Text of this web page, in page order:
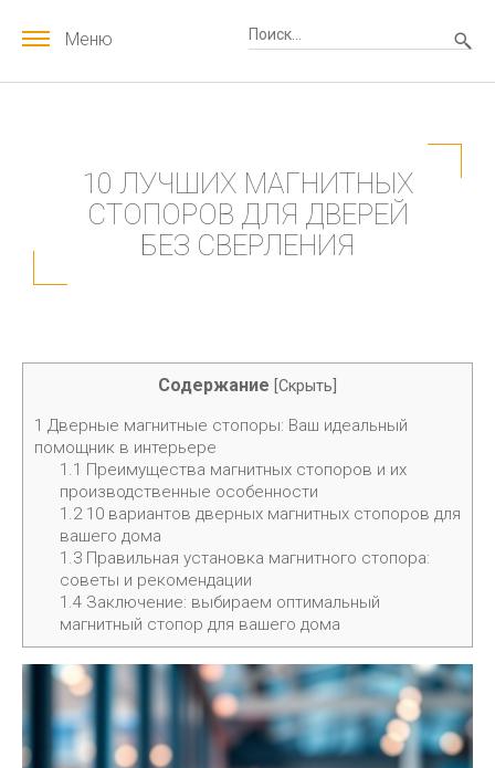
Меню
10 ЛУЧШИХ МАГНИТНЫХ
СТОПОРОВ ДЛЯ ДВЕРЕЙ
БЕЗ СВЕРЛЕНИЯ
Содержание Скрыть
1 Дверные магнитные стопоры: Ваш идеальный
помощник в интерьере
1.1 Преимущества магнитных стопоров и их
производственные особенности
1.210 вариантов дверных магнитных стопоров для
вашего дома
1.3Правильная установка магнитного стопора:
советы и рекомендации
1.4Заключение: выбираем оптимальный
магнитный стопор для вашего дома